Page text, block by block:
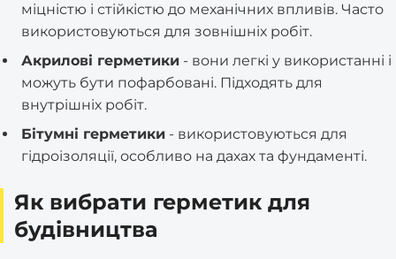
міцністю і стійкістю до механічних впливів. Часто
використовуються для зовнішніх робіт.
Акрилові герметики - вони легкі у використанні і
можуть бути пофарбовані. Підходять для
внутрішніх робіт.
Бітумні герметики - використовуються для
гідроізоляції, особливо на дахах та фундаменті.
Як вибрати герметик для
будівництва